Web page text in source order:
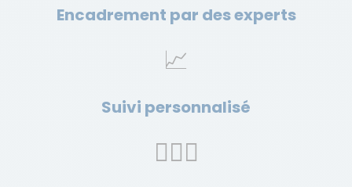
Encadrement par des experts
📈
Suivi personnalisé
🧘🏼‍♂️